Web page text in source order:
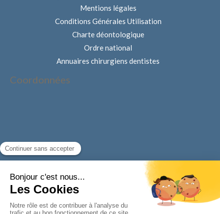
Mentions légales
Conditions Générales Utilisation
Charte déontologique
Ordre national
Annuaires chirurgiens dentistes
Coordonnées